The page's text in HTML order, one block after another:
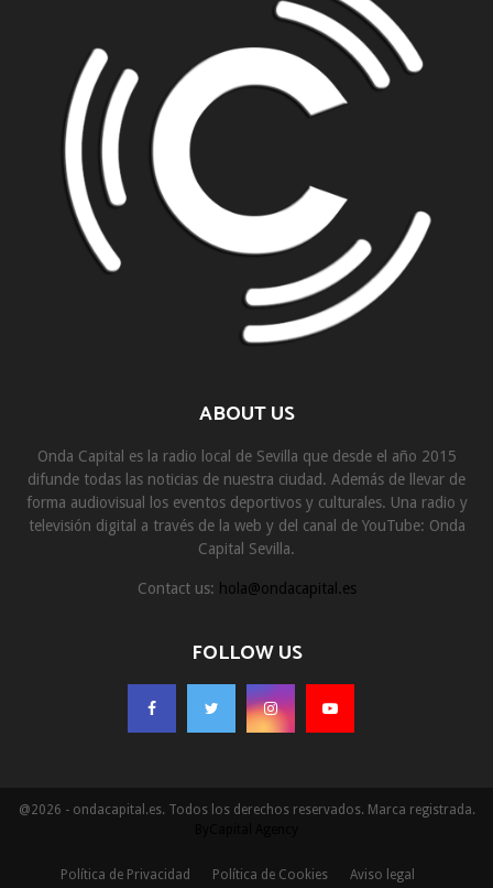
ABOUT US
Onda Capital es la radio local de Sevilla que desde el año 2015
difunde todas las noticias de nuestra ciudad. Además de llevar de
forma audiovisual los eventos deportivos y culturales. Una radio y
televisión digital a través de la web y del canal de YouTube: Onda
Capital Sevilla.
Contact us: hola@ondacapital.es
FOLLOW US
@2026 - ondacapital.es. Todos los derechos reservados. Marca registrada.
Política de Privacidad Política de Cookies Aviso legal